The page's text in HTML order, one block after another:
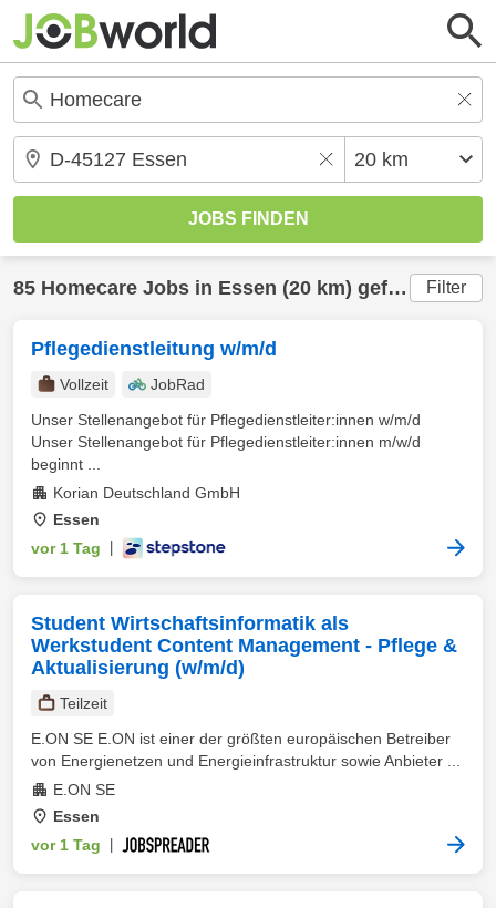
85 Homecare Jobs in Essen (20 km) gefunden Filter
Pflegedienstleitung w/m/d
Vollzeit
JobRad
Unser Stellenangebot für Pflegedienstleiter:innen w/m/d
Unser Stellenangebot für Pflegedienstleiter:innen m/w/d
beginnt ...
Korian Deutschland GmbH
Essen
vor 1 Tag
Student Wirtschaftsinformatik als
Werkstudent Content Management - Pflege &
Aktualisierung (w/m/d)
Teilzeit
E.ON SE E.ON ist einer der größten europäischen Betreiber
von Energienetzen und Energieinfrastruktur sowie Anbieter ...
E.ON SE
Essen
vor 1 Tag